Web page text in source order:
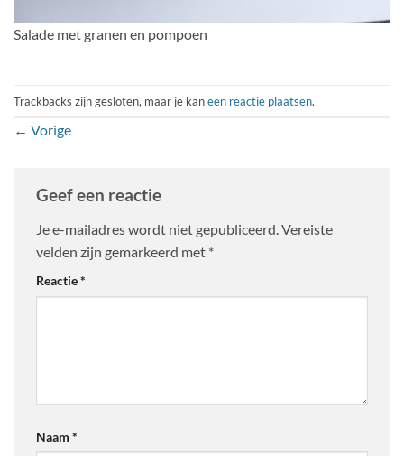
Salade met granen en pompoen
Trackbacks zijn gesloten, maar je kaneen reactie plaatsen.
← Vorige
Geef een reactie
Je e-mailadres wordt niet gepubliceerd.Vereiste
velden zijn gemarkeerd met *
Reactie*
Naam *